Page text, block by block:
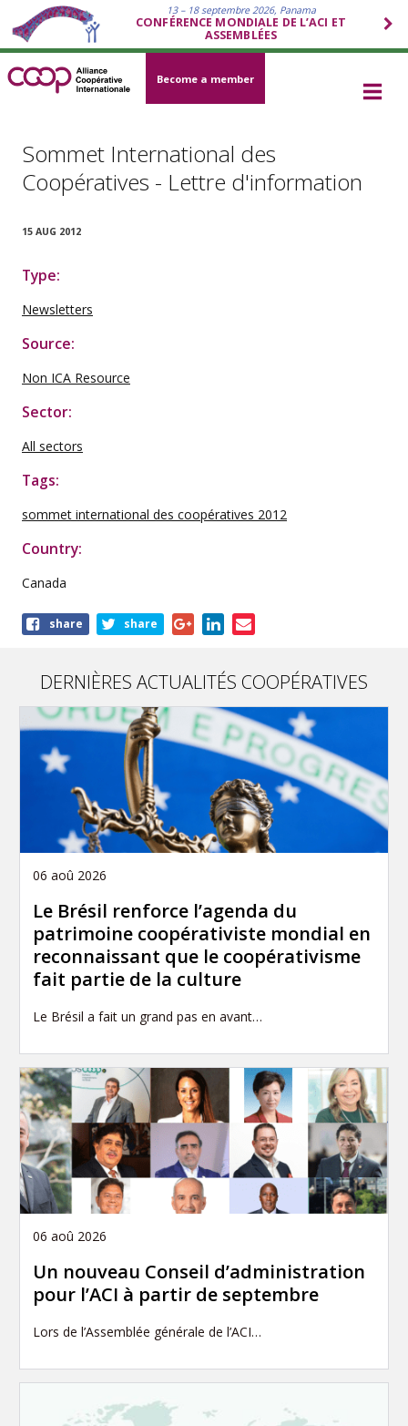
13 – 18 septembre 2026, Panama
CONFÉRENCE MONDIALE DE L’ACI ET
ASSEMBLÉES
Become a member
Sommet International des
Coopératives - Lettre d'information
15 AUG 2012
Type:
Newsletters
Source:
Non ICA Resource
Sector:
All sectors
Tags:
sommet international des coopératives 2012
Country:
Canada
Shareshare share
DERNIÈRES ACTUALITÉS COOPÉRATIVES
06 aoû 2026
Le Brésil renforce l’agenda du
patrimoine coopérativiste mondial en
reconnaissant que le coopérativisme
fait partie de la culture
Le Brésil a fait un grand pas en avant…
06 aoû 2026
Un nouveau Conseil d’administration
pour l’ACI à partir de septembre
Lors de l’Assemblée générale de l’ACI…